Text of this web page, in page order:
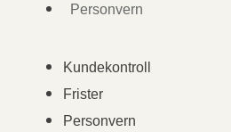
Personvern
Kundekontroll
Frister
Personvern